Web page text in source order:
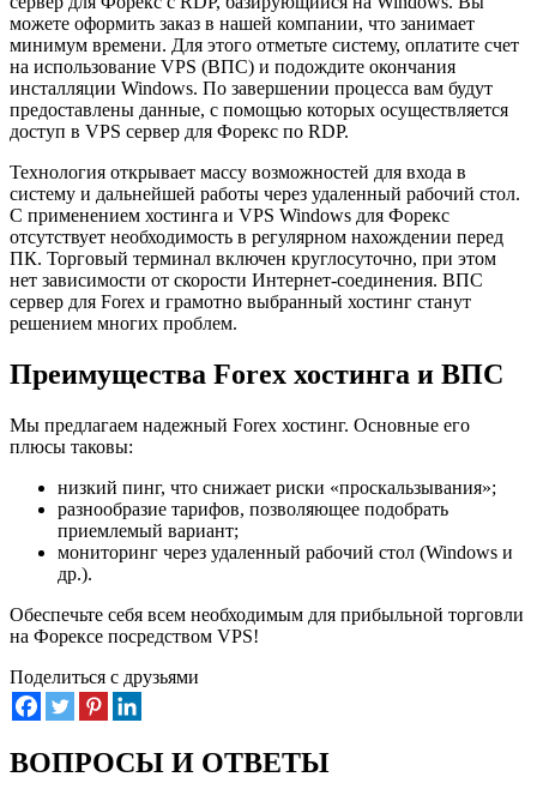
можете оформить заказ в нашей компании, что занимает
минимум времени. Для этого отметьте систему, оплатите счет
на использование VPS (ВПС) и подождите окончания
инсталляции Windows. По завершении процесса вам будут
предоставлены данные, с помощью которых осуществляется
доступ в VPS сервер для Форекс по RDP.
Технология открывает массу возможностей для входа в
систему и дальнейшей работы через удаленный рабочий стол.
С применением хостинга и VPS Windows для Форекс
отсутствует необходимость в регулярном нахождении перед
ПК. Торговый терминал включен круглосуточно, при этом
нет зависимости от скорости Интернет-соединения. ВПС
сервер для Forex и грамотно выбранный хостинг станут
решением многих проблем.
Преимущества Forex хостинга и ВПС
Мы предлагаем надежный Forex хостинг. Основные его
плюсы таковы:
низкий пинг, что снижает риски «проскальзывания»;
разнообразие тарифов, позволяющее подобрать
приемлемый вариант;
мониторинг через удаленный рабочий стол (Windows и
др.).
Обеспечьте себя всем необходимым для прибыльной торговли
на Форексе посредством VPS!
Поделиться с друзьями
ВОПРОСЫ И ОТВЕТЫ